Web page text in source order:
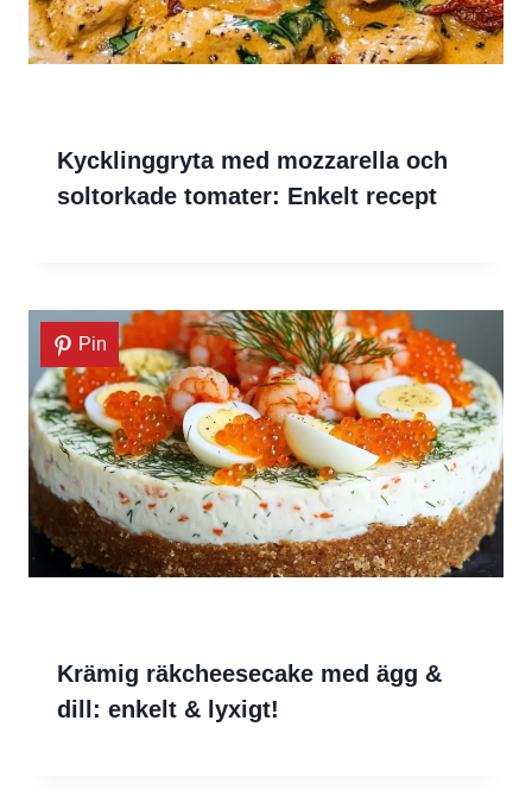
Kycklinggryta med mozzarella och
soltorkade tomater: Enkelt recept
Pin
Krämig räkcheesecake med ägg &
dill: enkelt & lyxigt!